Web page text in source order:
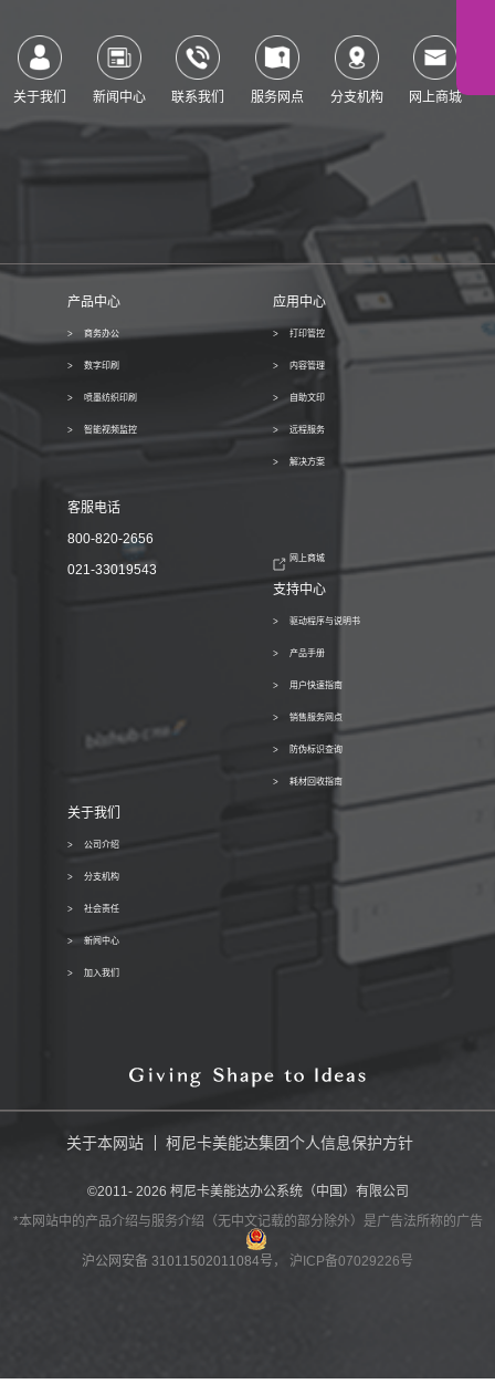
关于我们 新闻中心 联系我们 服务网点 分支机构 网上商城
产品中心
商务办公
数字印刷
喷墨纺织印刷
智能视频监控
客服电话
800-820-2656
021-33019543
应用中心
打印管控
内容管理
自助文印
远程服务
解决方案
网上商城
支持中心
驱动程序与说明书
产品手册
用户快速指南
销售服务网点
防伪标识查询
耗材回收指南
关于我们
公司介绍
分支机构
社会责任
新闻中心
加入我们
关于本网站 柯尼卡美能达集团个人信息保护方针
©2011- 2026 柯尼卡美能达办公系统（中国）有限公司
*本网站中的产品介绍与服务介绍（无中文记载的部分除外）是广告法所称的广告
沪公网安备 31011502011084号 ， 沪ICP备07029226号